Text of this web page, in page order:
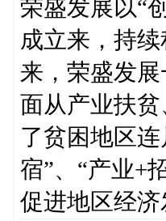
荣盛发展以“
成立来，持
来，荣盛发
面从产业扶
了贫困地区
宿”、“产业+
促进地区经